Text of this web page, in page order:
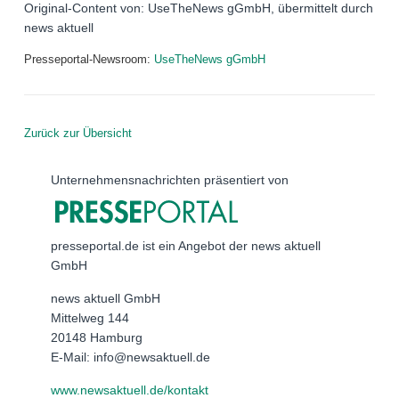
Original-Content von: UseTheNews gGmbH, übermittelt durch
news aktuell
Presseportal-Newsroom: UseTheNews gGmbH
Zurück zur Übersicht
Unternehmensnachrichten präsentiert von
presseportal.de ist ein Angebot der news aktuell
GmbH
news aktuell GmbH
Mittelweg 144
20148 Hamburg
E-Mail: info@newsaktuell.de
www.newsaktuell.de/kontakt